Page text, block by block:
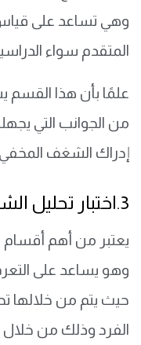
وهي تساعد على
المتقدم سواء
علمًا بأن هذا القسم
من الجوانب التي
إدراك الشغف
3.اختبار تحليل الشخصية
يعتبر من أهم أقسام
وهو يساعد على
حيث يتم من خلالها
الفرد وذلك من